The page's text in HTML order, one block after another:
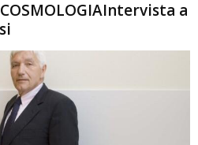
COSMOLOGIAIntervista a